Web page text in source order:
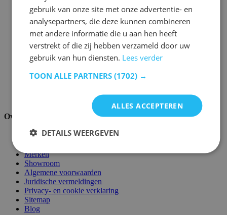
Bestellen bij Emob
Betaalmogelijkheden
Verzending en levering
Service en garantie
Annuleren of retourneren
Klachten
Montagetips
Wachtwoord vergeten?
Palletopslag & Fulfilment
Over ons
Over ons
Merken
Showroom
Algemene voorwaarden
Juridische vermeldingen
Privacy- en cookie verklaring
Sitemap
Blog
gebruik van onze site met onze advertentie- en
analysepartners, die deze kunnen combineren
met andere informatie die u aan hen heeft
verstrekt of die zij hebben verzameld door uw
gebruik van hun diensten. Lees verder
TOON ALLE PARTNERS (1702) →
ALLES ACCEPTEREN
DETAILS WEERGEVEN